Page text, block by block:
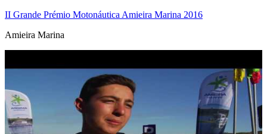
II Grande Prémio Motonáutica Amieira Marina 2016
Amieira Marina